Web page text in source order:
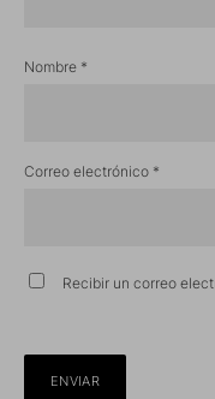
Nombre *
Correo electrónico *
Recibir un correo